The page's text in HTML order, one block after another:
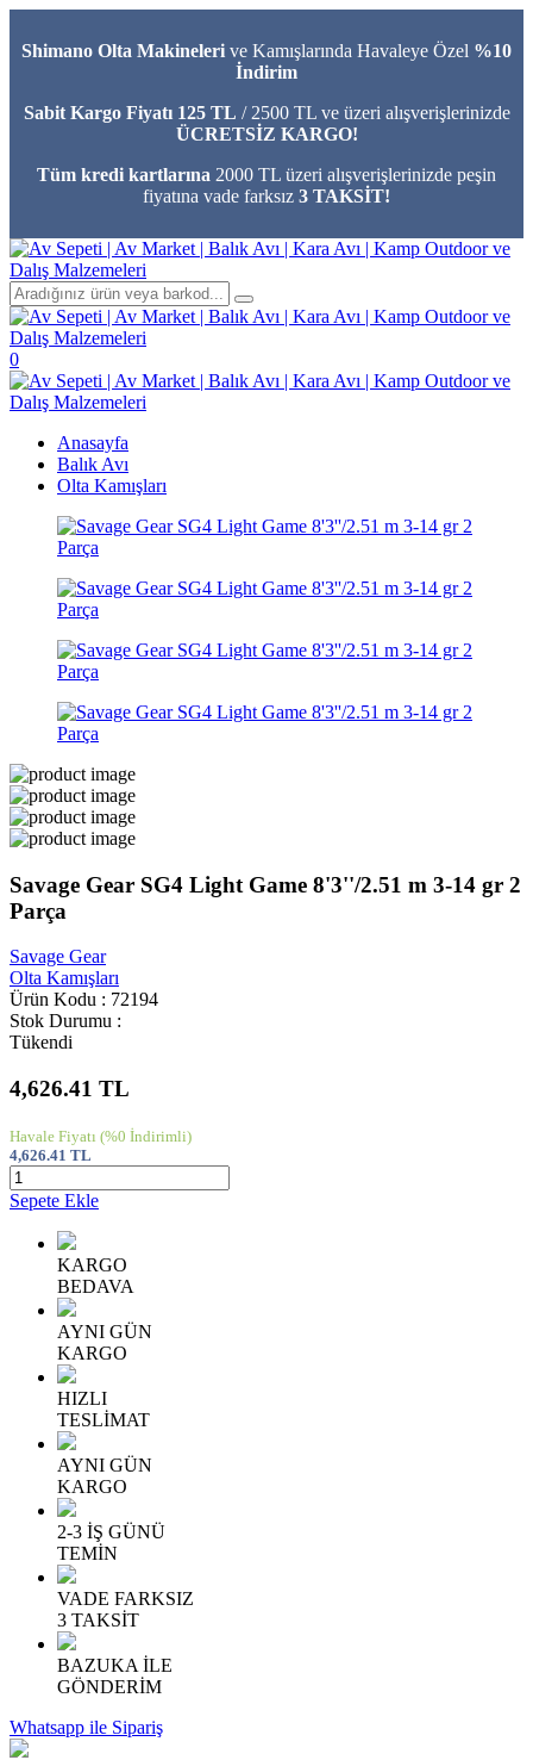
Shimano Olta Makineleri ve Kamışlarında Havaleye Özel %10
İndirim
Sabit Kargo Fiyatı 125 TL / 2500 TL ve üzeri alışverişlerinizde
ÜCRETSİZ KARGO!
Tüm kredi kartlarına 2000 TL üzeri alışverişlerinizde peşin
fiyatına vade farksız 3 TAKSİT!
0
Anasayfa
Balık Avı
Olta Kamışları
Savage Gear SG4 Light Game 8'3''/2.51 m 3-14 gr 2
Parça
Savage Gear
Olta Kamışları
Ürün Kodu : 72194
Stok Durumu :
Tükendi
4,626.41 TL
Havale Fiyatı (%0 İndirimli)
4,626.41 TL
Sepete Ekle
KARGO
BEDAVA
AYNI GÜN
KARGO
HIZLI
TESLİMAT
AYNI GÜN
KARGO
2-3 İŞ GÜNÜ
TEMİN
VADE FARKSIZ
3 TAKSİT
BAZUKA İLE
GÖNDERİM
Whatsapp ile Sipariş